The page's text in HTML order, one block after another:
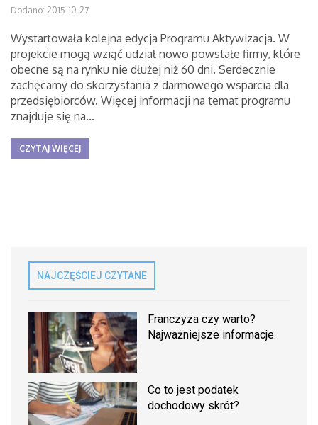
Dodano: 2015-10-27
Wystartowała kolejna edycja Programu Aktywizacja. W
projekcie mogą wziąć udział nowo powstałe firmy, które
obecne są na rynku nie dłużej niż 60 dni. Serdecznie
zachęcamy do skorzystania z darmowego wsparcia dla
przedsiębiorców. Więcej informacji na temat programu
znajduje się na...
CZYTAJ WIĘCEJ
NAJCZĘŚCIEJ CZYTANE
Franczyza czy warto?
Najważniejsze informacje.
Co to jest podatek
dochodowy skrót?